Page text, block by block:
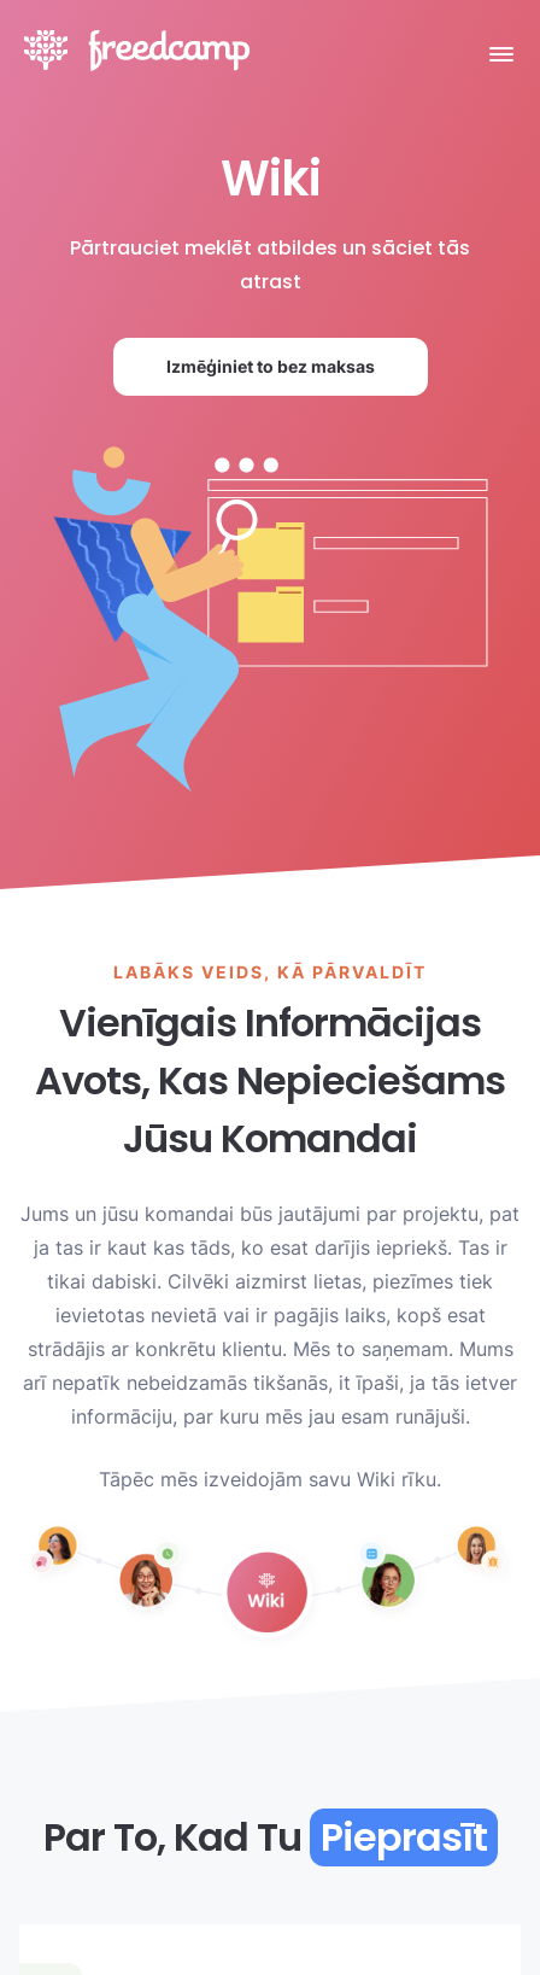
Wiki
Pārtrauciet meklēt atbildes un sāciet tās
atrast
Izmēģiniet to bez maksas
LABĀKS VEIDS, KĀ PĀRVALDĪT
Vienīgais Informācijas
Avots, Kas Nepieciešams
Jūsu Komandai
Jums un jūsu komandai būs jautājumi par projektu, pat
ja tas ir kaut kas tāds, ko esat darījis iepriekš. Tas ir
tikai dabiski. Cilvēki aizmirst lietas, piezīmes tiek
ievietotas nevietā vai ir pagājis laiks, kopš esat
strādājis ar konkrētu klientu. Mēs to saņemam. Mums
arī nepatīk nebeidzamās tikšanās, it īpaši, ja tās ietver
informāciju, par kuru mēs jau esam runājuši.
Tāpēc mēs izveidojām savu Wiki rīku.
Par To, Kad Tu Pieprasīt